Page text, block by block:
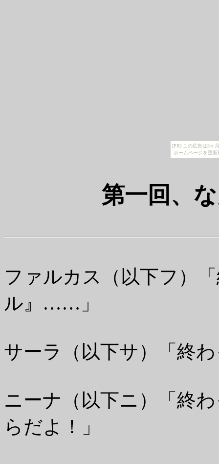
[PR] この広告は3ヶ
ホームページを更
第一回、
ファルカス（以下フ）
ル』……」
サーラ（以下サ）「終
ニーナ（以下ニ）「終
らだよ！」